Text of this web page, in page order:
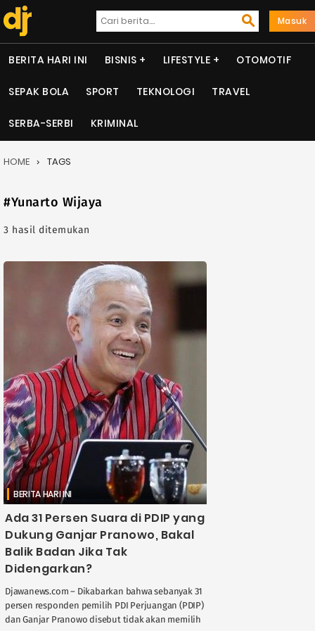
Masuk
BERITA HARI INI BISNIS LIFESTYLE OTOMOTIF
SEPAK BOLA SPORT TEKNOLOGI TRAVEL
SERBA-SERBI KRIMINAL
HOME TAGS
#Yunarto Wijaya
3 hasil ditemukan
BERITA HARI INI
Ada 31 Persen Suara di PDIP yang
Dukung Ganjar Pranowo, Bakal
Balik Badan Jika Tak
Didengarkan?
Djawanews.com – Dikabarkan bahwa sebanyak 31
persen responden pemilih PDI Perjuangan (PDIP)
dan Ganjar Pranowo disebut tidak akan memilih